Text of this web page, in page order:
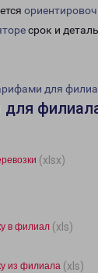
срок и
для
для
(xlsx)
в филиал (xls)
из филиала (xls)